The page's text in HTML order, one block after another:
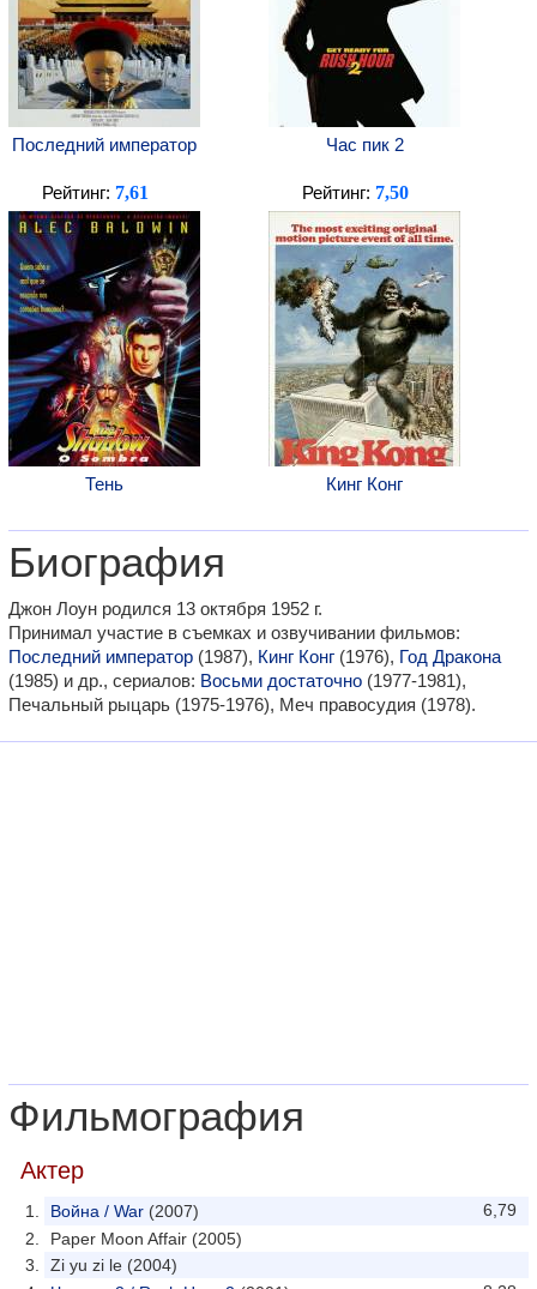
Последний император Час пик 2
Рейтинг: 7,61
Тень
Рейтинг: 7,50
Кинг Конг
Биография
Джон Лоун родился 13 октября 1952 г.
Принимал участие в съемках и озвучивании фильмов:
Последний император (1987), Кинг Конг (1976), Год Дракона
(1985) и др., сериалов: Восьми достаточно (1977-1981),
Печальный рыцарь (1975-1976), Меч правосудия (1978).
Фильмография
Актер
6,79
Война / War (2007)
Paper Moon Affair (2005)
Zi yu zi le (2004)